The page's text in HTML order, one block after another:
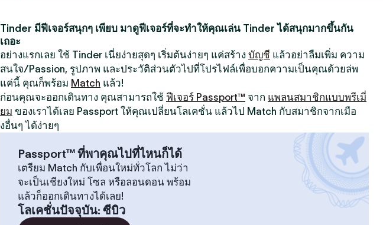
Tinder มีฟีเจอร์สนุกๆ เพียบ มาดูฟีเจอร์ที่จะทำให้คุณเล่น Tinder ได้สนุกมากขึ้นกัน
เถอะ
อย่างแรกเลย ใช้ Tinder เนี่ยง่ายสุดๆ เริ่มต้นง่ายๆ แค่สร้าง บัญชี แล้วอย่าลืมเพิ่ม ความ
สนใจ/Passion, รูปภาพ และประวัติส่วนตัวไปที่โปรไฟล์เพื่อบอกความเป็นคุณด้วยล่พ
แค่นี้ คุณก็พร้อม Match แล้ว!
ก่อนคุณจะออกเดินทาง คุณสามารถใช้ ฟีเจอร์ Passport™ จาก แพลนสมาชิกแบบพรีเมี่
ยม ของเราได้เลย Passport ให้คุณเปลี่ยนโลเคชั่น แล้วไป Match กับสมาชิกจากเมือ
งอื่นๆ ได้ง่ายๆ
Passport™ ที่พาคุณไปที่ไหนก็ได้
เตรียม Match กับเพื่อนใหม่ทั่วโลก ไม่ว่า
จะเป็นเชียงใหม่ โซล หรือลอนดอน พร้อม
แล้วก็ออกเดินทางได้เลย!
โลเคชั่นปัจจุบัน: ซีบิว